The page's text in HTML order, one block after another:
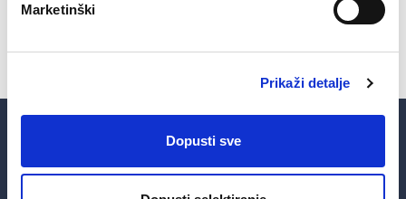
Marketinški
Prikaži detalje
Dopusti sve